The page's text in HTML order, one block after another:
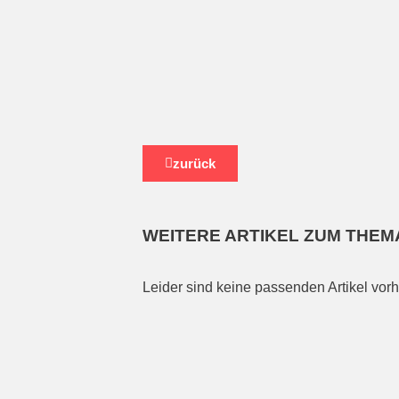
zurück
WEITERE ARTIKEL ZUM
Leider sind keine passenden Artikel